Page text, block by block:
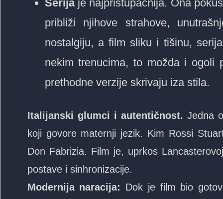
Serijaje najpristupačnija. Ona
približi njihove strahove,
nostalgiju, a film sliku i tišinu,
nekim trenucima, to možda i ogoli
prethodne verzije skrivaju iza stila.
Italijanski glumci i autentičnost. Jedna
koji govore maternji jezik. Kim Rossi
Don Fabrizia. Film je, uprkos
postave i sinhronizacije.
Modernija naracija: Dok je film bio